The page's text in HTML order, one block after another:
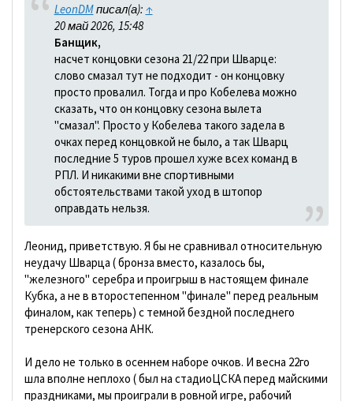
LeonDMписал(а): ↑
20 май 2026, 15:48
Банщик,
насчет концовки сезона 21/22 при Шварце:
слово смазал тут не подходит - он концовку
просто провалил. Тогда и про Кобелева можно
сказать, что он концовку сезона вылета
"смазал". Просто у Кобелева такого задела в
очках перед концовкой не было, а так Шварц
последние 5 туров прошел хуже всех команд в
РПЛ. И никакими вне спортивными
обстоятельствами такой уход в штопор
оправдать нельзя.
Леонид, приветствую. Я бы не сравнивал относительную
неудачу Шварца ( бронза вместо, казалось бы,
"железного" серебра и проигрыш в настоящем финале
Кубка, а не в второстепенном "финале" перед реальным
финалом, как теперь) с темной бездной последнего
тренерского сезона АНК.
И дело не только в осеннем наборе очков. И весна 22го
шла вполне неплохо ( был на стадиоЦСКА перед майскими
праздниками, мы проиграли в ровной игре, рабочий